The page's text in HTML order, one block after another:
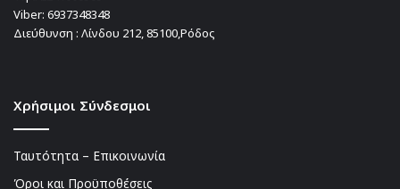
Viber: 6937348348
Διεύθυνση : Λίνδου 212, 85100,Ρόδος
Χρήσιμοι Σύνδεσμοι
Ταυτότητα – Επικοινωνία
Όροι και Προϋποθέσεις